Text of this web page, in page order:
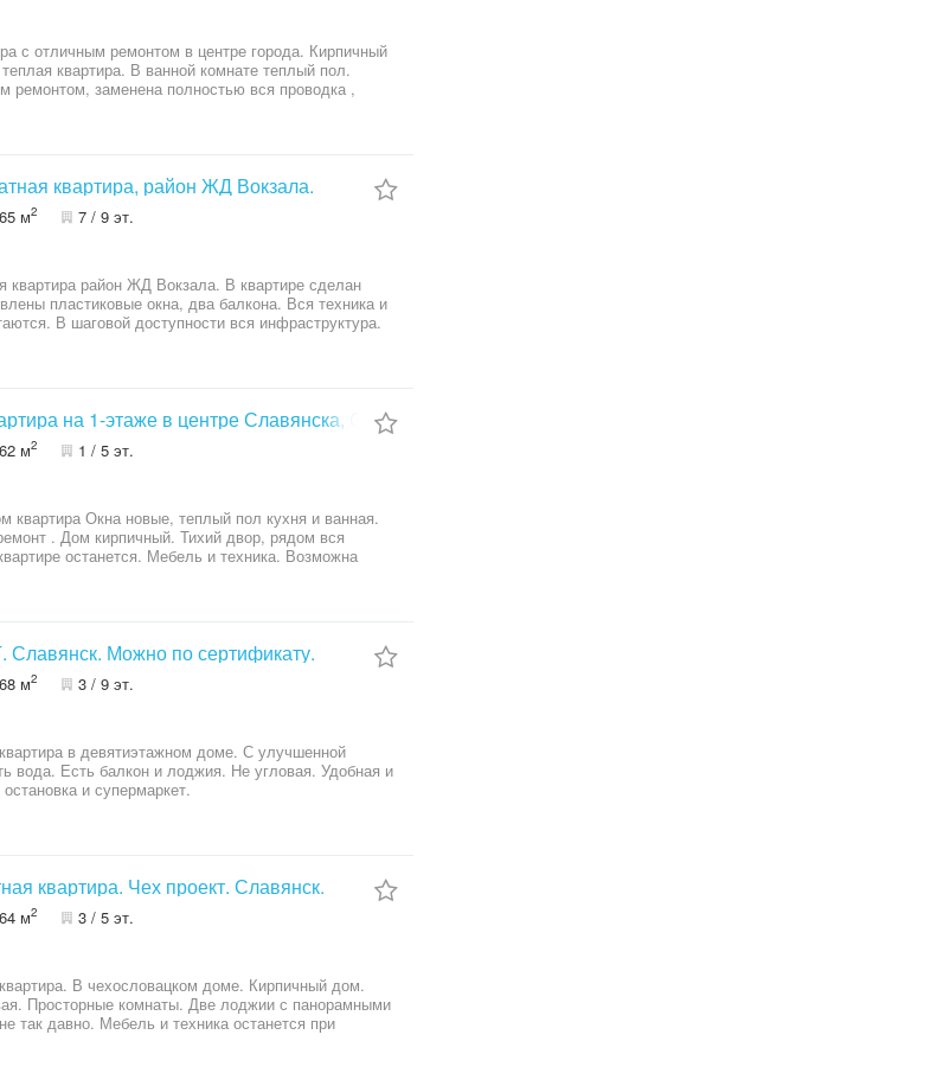
с отличным ремонтом в центре города. Кирпичный
квартира. В ванной комнате теплый пол.
ремонтом, заменена полностью вся проводка ,
квартира, район ЖД Вокзала.
65 м2 7 / 9 эт.
квартира район ЖД Вокзала. В квартире сделан
пластиковые окна, два балкона. Вся техника и
В шаговой доступности вся инфраструктура.
на 1-этаже в центре Славянска, Сертификат
62 м2 1 / 5 эт.
пол кухня и ванная.
рядом вся
Славянск. Можно по сертификату.
68 м2 3 / 9 эт.
в девятиэтажном доме. С улучшенной
вода. Есть балкон и лоджия. Не угловая. Удобная и
и супермаркет.
квартира. Чех проект. Славянск.
64 м2 3 / 5 эт.
В чехословацком доме. Кирпичный дом.
Просторные комнаты. Две лоджии с панорамными
так давно. Мебель и техника останется при
отдельно. Можно по сертификату. №